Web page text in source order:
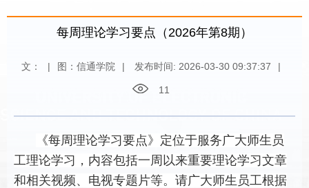
每周理论学习要点（2026年第8期）
文： | 图：信通学院 | 发布时间: 2026-03-30 09:37:37 |
11
《每周理论学习要点》定位于服务广大师生员
工理论学习，内容包括一周以来重要理论学习文章
和相关视频、电视专题片等。请广大师生员工根据